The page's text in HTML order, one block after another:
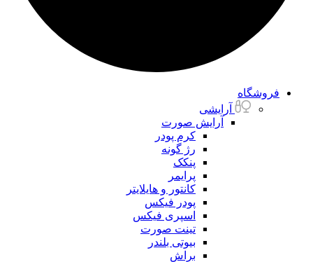
فروشگاه
آرایشی
آرایش صورت
کرم پودر
رژ گونه
پنکک
پرایمر
کانتور و هایلایتر
پودر فیکس
اسپری فیکس
تینت صورت
بیوتی بلندر
براش